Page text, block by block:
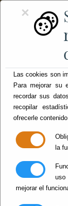
×
Las cookies son
Para mejorar su
recordar sus
recopilar
ofrecerle
la
uso
mejorar el